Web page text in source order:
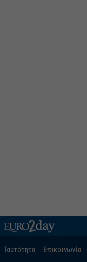
Ταυτότητα Επικοινωνία